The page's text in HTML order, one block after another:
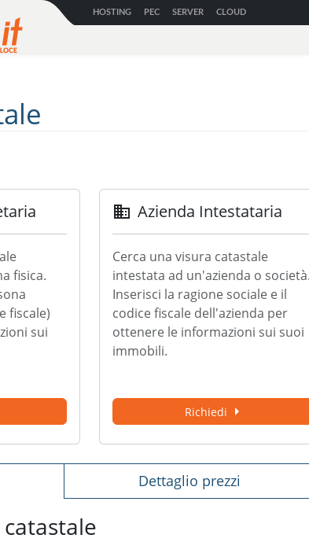
HOSTING PEC SERVER CLOUD
fisica.
fiscale)
sui
business Azienda Intestataria
Cerca una visura catastale
intestata ad un'azienda o società.
Inserisci la ragione sociale e il
codice fiscale dell'azienda per
ottenere le informazioni sui suoi
immobili.
richiedi arrow_right
Dettaglio prezzi
catastale